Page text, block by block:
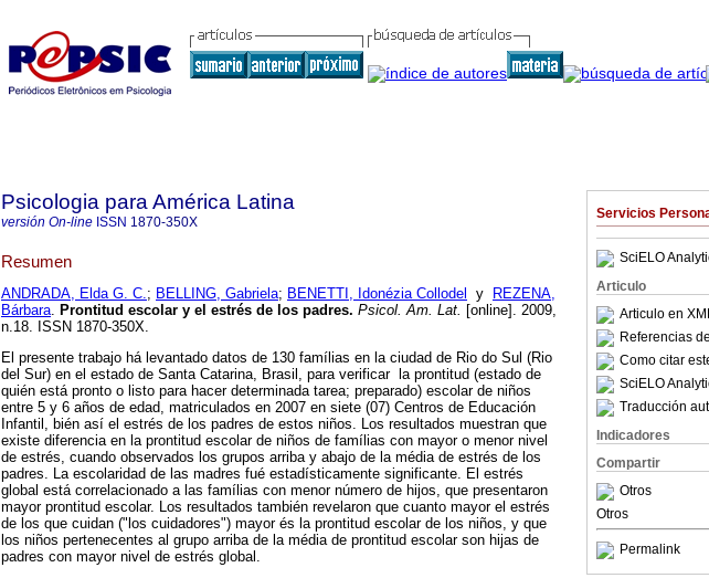
Servicios
SciELO
Articulo
Articulo en
Referencias
Como citar
SciELO
Traducción
Indicadores
Compartir
Otros
Otros
Permalink
Psicologia para América Latina
versión On-line ISSN 1870-350X
Resumen
ANDRADA, Elda G. C.; BELLING, Gabriela; BENETTI, Idonézia Collodel y
REZENA,
Bárbara. Prontitud escolar y el estrés de los padres. Psicol. Am. Lat. [online]. 2009,
n.18. ISSN 1870-350X.
El presente trabajo há levantado datos de 130 famílias en la ciudad de Rio do Sul (Rio
del Sur) en el estado de Santa Catarina, Brasil, para verificar la prontitud (estado de
quién está pronto o listo para hacer determinada tarea; preparado) escolar de niños
entre 5 y 6 años de edad, matriculados en 2007 en siete (07) Centros de Educación
Infantil, bién así el estrés de los padres de estos niños. Los resultados muestran que
existe diferencia en la prontitud escolar de niños de famílias con mayor o menor nivel
de estrés, cuando observados los grupos arriba y abajo de la média de estrés de los
padres. La escolaridad de las madres fué estadísticamente significante. El estrés
global está correlacionado a las famílias con menor número de hijos, que presentaron
mayor prontitud escolar. Los resultados también revelaron que cuanto mayor el estrés
de los que cuidan ("los cuidadores") mayor és la prontitud escolar de los niños, y que
los niños pertenecentes al grupo arriba de la média de prontitud escolar son hijas de
padres con mayor nivel de estrés global.